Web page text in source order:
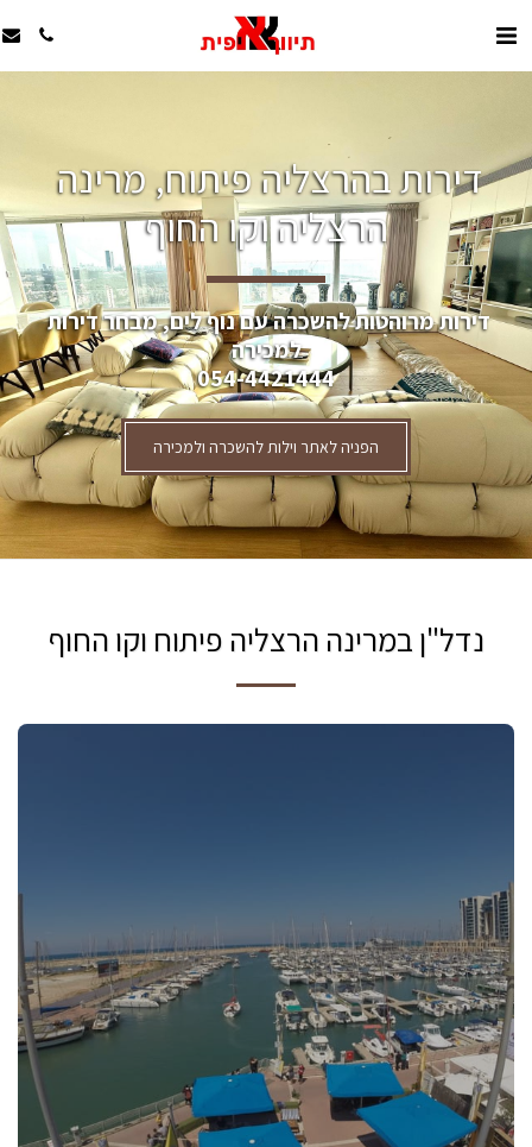
דירות בהרצליה פיתוח, מרינה
הרצליה וקו החוף
דירות מרוהטות להשכרה עם נוף לים, מבחר דירות
למכירה
054-4421444
הפניה לאתר וילות להשכרה ולמכירה
נדל"ן במרינה הרצליה פיתוח וקו החוף